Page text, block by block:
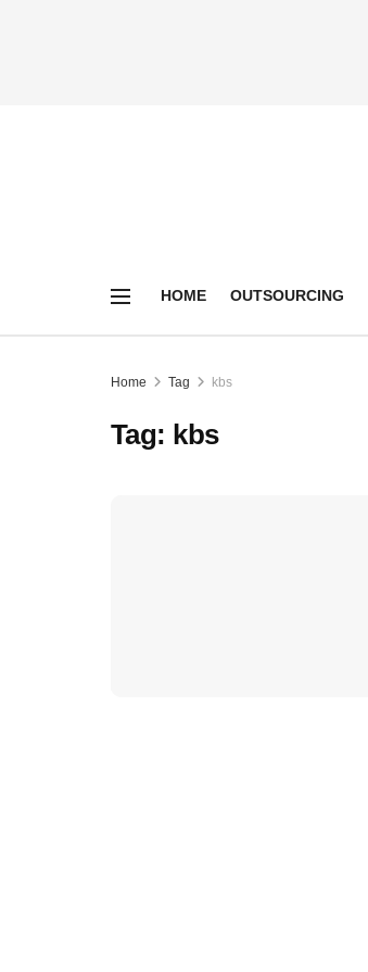
HOME OUTSOURCING
Home Tag kbs
Tag: kbs